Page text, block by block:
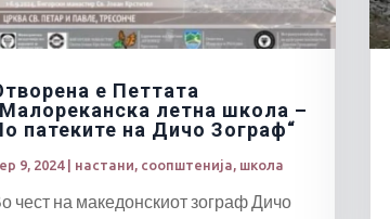
е Петтата
летна школа –
патеките на Дичо Зограф“
9, 2024| настани, соопштенија, школа
чест на македонскиот зограф Дичо